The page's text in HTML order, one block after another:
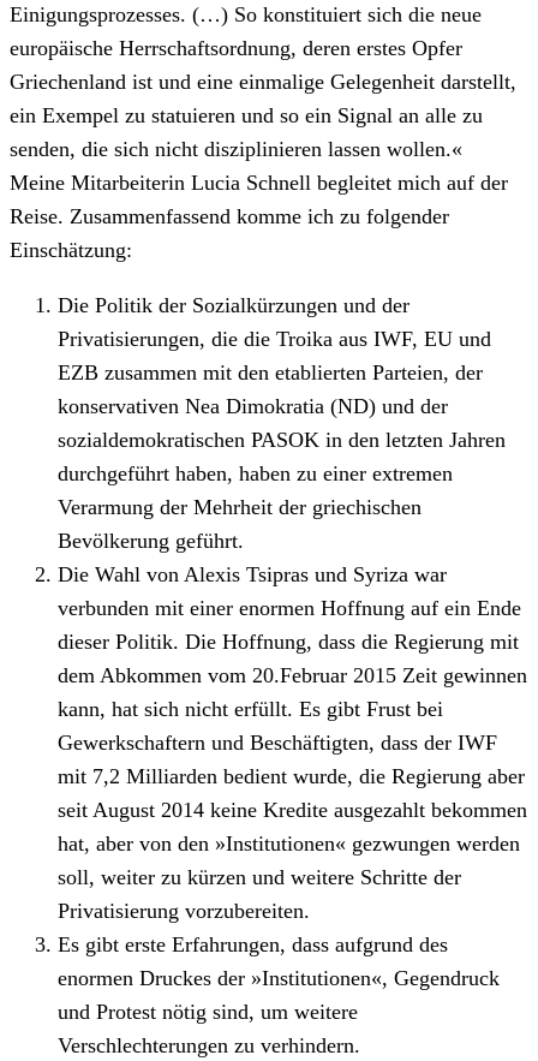
Einigungsprozesses. (…) So konstituiert sich die neue
europäische Herrschaftsordnung, deren erstes Opfer
Griechenland ist und eine einmalige Gelegenheit darstellt,
ein Exempel zu statuieren und so ein Signal an alle zu
senden, die sich nicht disziplinieren lassen wollen.«
Meine Mitarbeiterin Lucia Schnell begleitet mich auf der
Reise. Zusammenfassend komme ich zu folgender
Einschätzung:
Die Politik der Sozialkürzungen und der
Privatisierungen, die die Troika aus IWF, EU und
EZB zusammen mit den etablierten Parteien, der
konservativen Nea Dimokratia (ND) und der
sozialdemokratischen PASOK in den letzten Jahren
durchgeführt haben, haben zu einer extremen
Verarmung der Mehrheit der griechischen
Bevölkerung geführt.
Die Wahl von Alexis Tsipras und Syriza war
verbunden mit einer enormen Hoffnung auf ein Ende
dieser Politik. Die Hoffnung, dass die Regierung mit
dem Abkommen vom 20.Februar 2015 Zeit gewinnen
kann, hat sich nicht erfüllt. Es gibt Frust bei
Gewerkschaftern und Beschäftigten, dass der IWF
mit 7,2 Milliarden bedient wurde, die Regierung aber
seit August 2014 keine Kredite ausgezahlt bekommen
hat, aber von den »Institutionen« gezwungen werden
soll, weiter zu kürzen und weitere Schritte der
Privatisierung vorzubereiten.
Es gibt erste Erfahrungen, dass aufgrund des
enormen Druckes der »Institutionen«, Gegendruck
und Protest nötig sind, um weitere
Verschlechterungen zu verhindern.